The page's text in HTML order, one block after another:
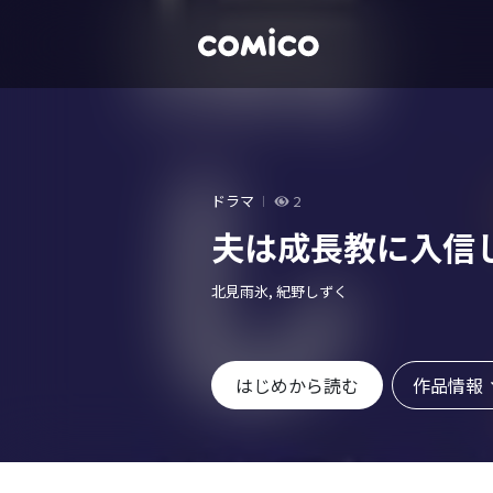
ドラマ 2
夫は成長教に入信
北見雨氷, 紀野しずく
はじめから読む 作品情報